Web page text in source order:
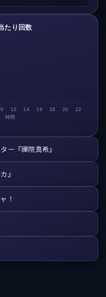
時間
たり回数
12 14 16 18 20 22
ー『禪院真希』
』
！